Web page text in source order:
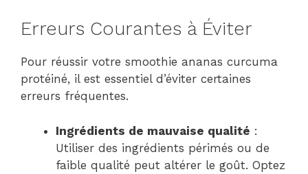
Erreurs Courantes à Éviter
Pour réussir votre smoothie ananas curcuma
protéiné, il est essentiel d’éviter certaines
erreurs fréquentes.
Ingrédients de mauvaise qualité :
Utiliser des ingrédients périmés ou de
faible qualité peut altérer le goût. Optez